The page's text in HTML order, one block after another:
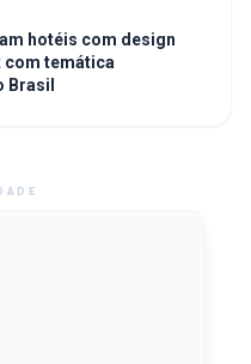
hotéis com design
com temática
Brasil